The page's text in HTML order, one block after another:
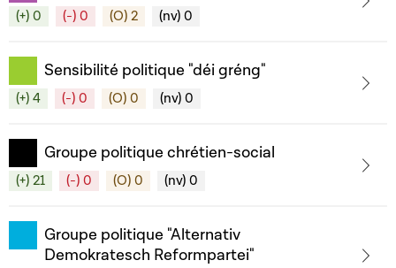
(+) 0 (-) 0 (O) 2 (nv) 0
Sensibilité politique "déi gréng"
(+) 4 (-) 0 (O) 0 (nv) 0
Groupe politique chrétien-social
(+) 21 (-) 0 (O) 0 (nv) 0
Groupe politique "Alternativ
Demokratesch Reformpartei"